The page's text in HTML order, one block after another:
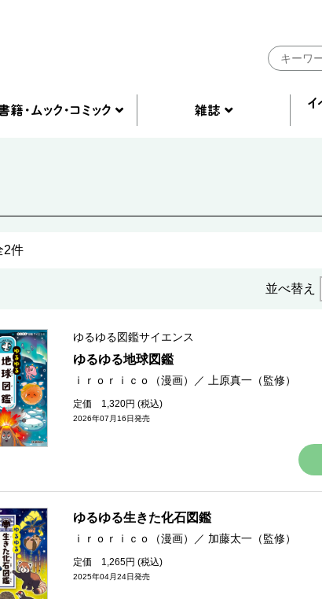
2件
並べ替え
ゆるゆる図鑑サイエンス
ゆるゆる地球図鑑
ｉｒｏｒｉｃｏ（漫画） ／ 上原真一（監修）
定価 1,320円 (税込)
2026年07月16日発売
ゆるゆる生きた化石図鑑
ｉｒｏｒｉｃｏ（漫画） ／ 加藤太一（監修）
定価 1,265円 (税込)
2025年04月24日発売